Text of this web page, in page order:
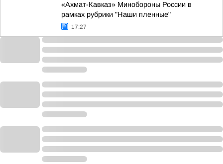
«Ахмат-Кавказ» Минобороны России в
рамках рубрики "Наши пленные"
17:27